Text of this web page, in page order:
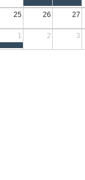
25 26 27
1 2 3